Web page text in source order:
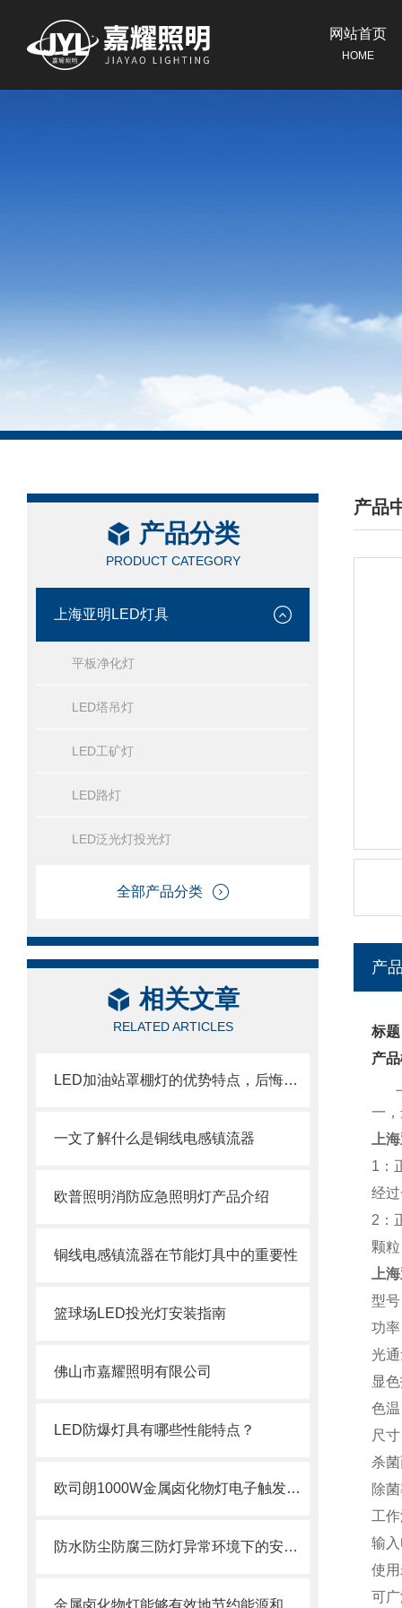
网站首页
HOME
产品分类
PRODUCT CATEGORY
上海亚明LED灯具
平板净化灯
LED塔吊灯
LED工矿灯
LED路灯
LED泛光灯投光灯
全部产品分类
相关文章
RELATED ARTICLES
LED加油站罩棚灯的优势特点，后悔现在才知道
一文了解什么是铜线电感镇流器
欧普照明消防应急照明灯产品介绍
铜线电感镇流器在节能灯具中的重要性
篮球场LED投光灯安装指南
佛山市嘉耀照明有限公司
LED防爆灯具有哪些性能特点？
欧司朗1000W金属卤化物灯电子触发器应用范围分析
防水防尘防腐三防灯异常环境下的安全照明守护者
产品
/
产
标
产
一
上
1：
经
2：
颗
上
型
功
光
显
色
尺
杀
除
工
输
使
可